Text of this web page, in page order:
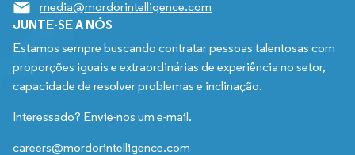
media@mordorintelligence.com
JUNTE-SE A NÓS
Estamos sempre buscando contratar pessoas talentosas com
proporções iguais e extraordinárias de experiência no setor,
capacidade de resolver problemas e inclinação.
Interessado? Envie-nos um e-mail.
careers@mordorintelligence.com